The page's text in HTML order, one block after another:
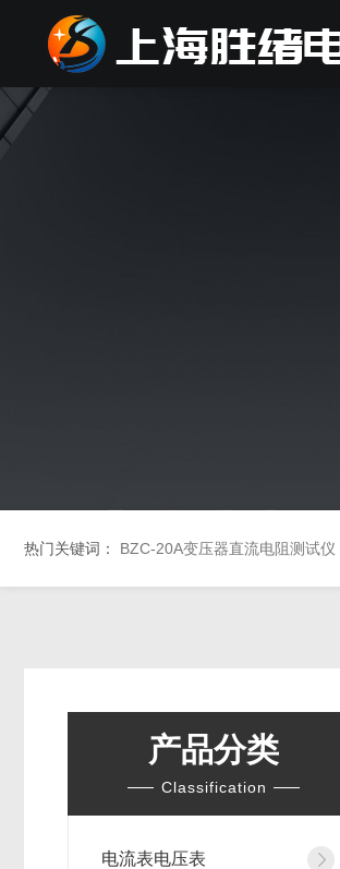
热门关键词： BZC-20A变压器直流电阻测试仪
产品分类
Classification
电流表电压表